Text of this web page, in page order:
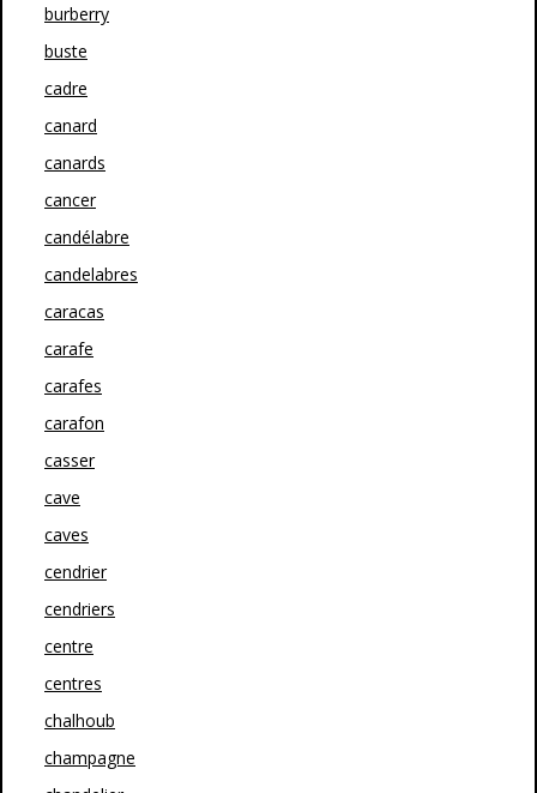
burberry
buste
cadre
canard
canards
cancer
candélabre
candelabres
caracas
carafe
carafes
carafon
casser
cave
caves
cendrier
cendriers
centre
centres
chalhoub
champagne